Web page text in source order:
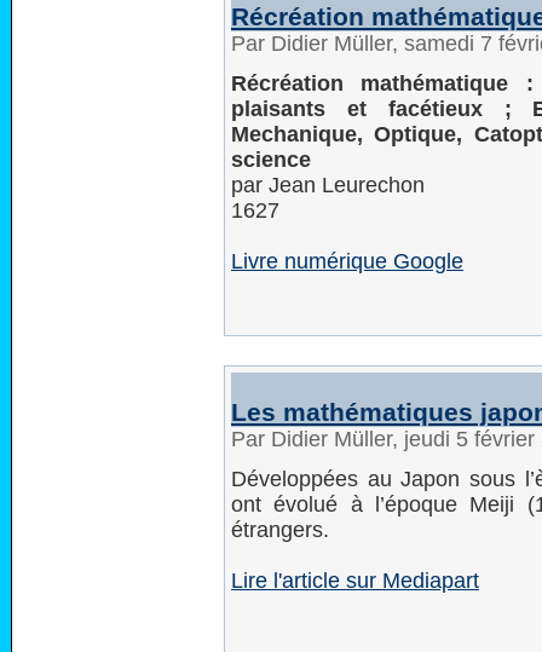
Récréation
Par Didier Müller, samedi 7
Récréation mathématique
plaisants et facétieux ;
Mechanique, Optique,
science
par Jean Leurechon
1627
Livre numérique Google
Les mathématiques
Par Didier Müller, jeudi 5
Développées au Japon sous
ont évolué à l’époque Meiji
étrangers.
Lire l'article sur Mediapart